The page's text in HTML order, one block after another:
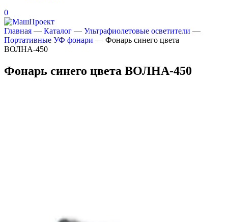
0
Главная — Каталог — Ультрафиолетовые осветители —
Портативные УФ фонари — Фонарь синего цвета
ВОЛНА-450
Фонарь синего цвета ВОЛНА-450